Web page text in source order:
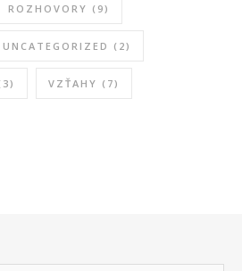
ROZHOVORY (9)
UNCATEGORIZED (2)
VZŤAHY (7)